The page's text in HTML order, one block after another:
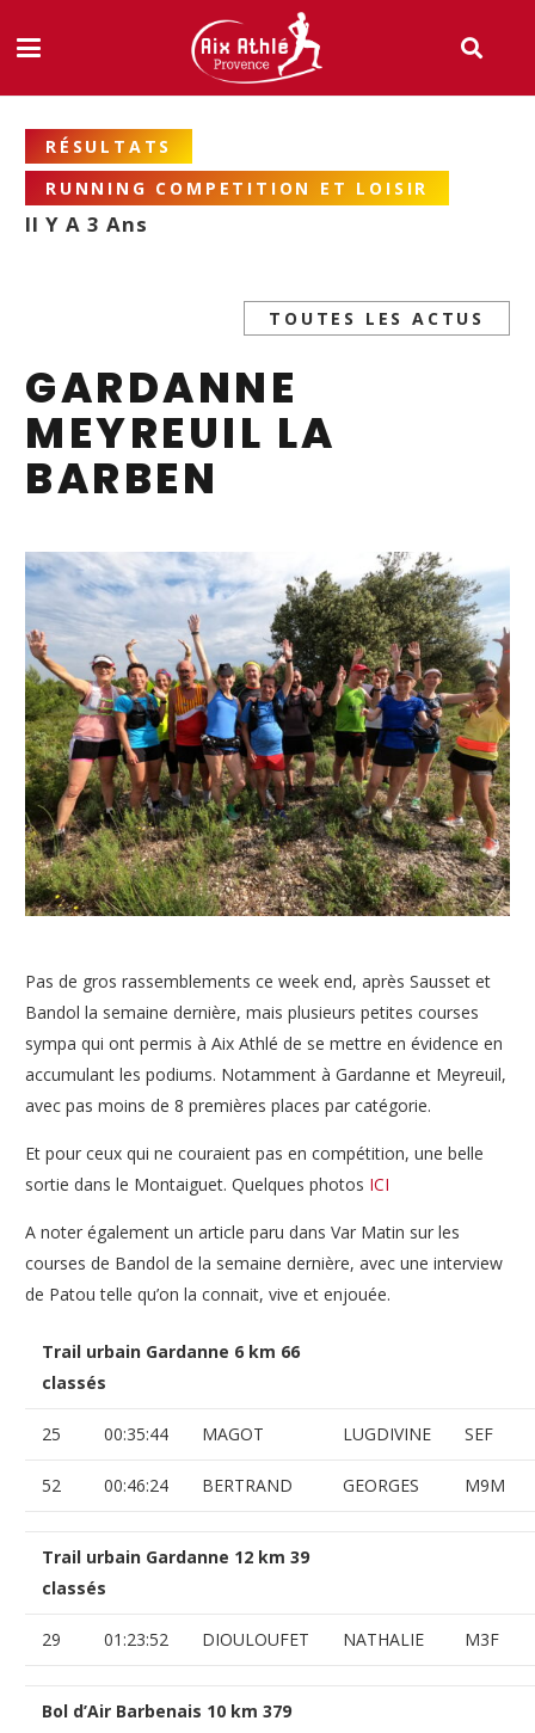
RÉSULTATS
RUNNING COMPETITION ET LOISIR
Il Y A 3 Ans
TOUTES LES ACTUS
GARDANNE
MEYREUIL LA
BARBEN
Pas de gros rassemblements ce week end, après Sausset et
Bandol la semaine dernière, mais plusieurs petites courses
sympa qui ont permis à Aix Athlé de se mettre en évidence en
accumulant les podiums. Notamment à Gardanne et Meyreuil,
avec pas moins de 8 premières places par catégorie.
Et pour ceux qui ne couraient pas en compétition, une belle
sortie dans le Montaiguet. Quelques photos ICI
A noter également un article paru dans Var Matin sur les
courses de Bandol de la semaine dernière, avec une interview
de Patou telle qu’on la connait, vive et enjouée.
Trail urbain Gardanne 6 km 66
classés
25 00:35:44 MAGOT LUGDIVINE SEF
52 00:46:24 BERTRAND GEORGES M9M
Trail urbain Gardanne 12 km 39
classés
29 01:23:52 DIOULOUFET NATHALIE M3F
Bol d’Air Barbenais 10 km 379